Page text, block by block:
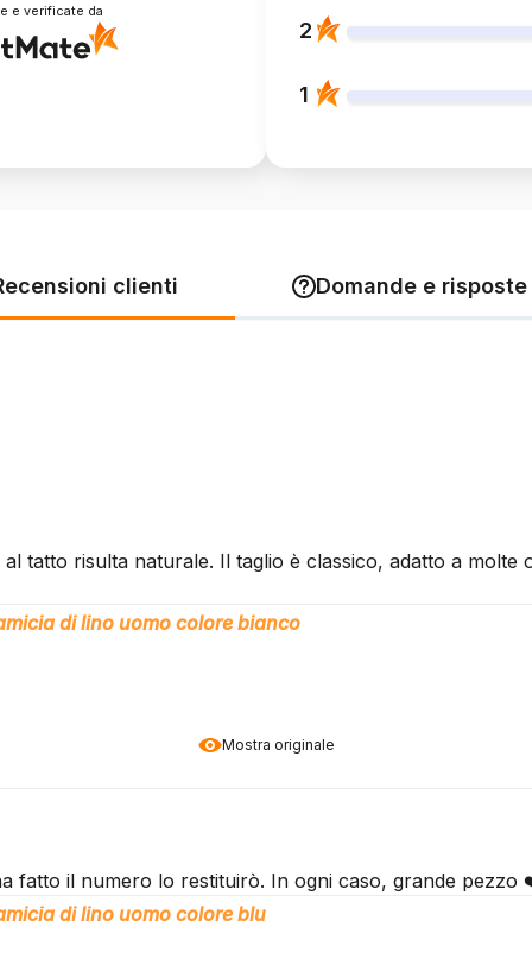
e verificate da
2
1
clienti Domande e
Mostra originale
tatto risulta naturale. Il taglio è classico, adatto a molte
di lino uomo colore bianco
fatto il numero lo restituirò. In ogni caso, grande pezzo
di lino uomo colore blu